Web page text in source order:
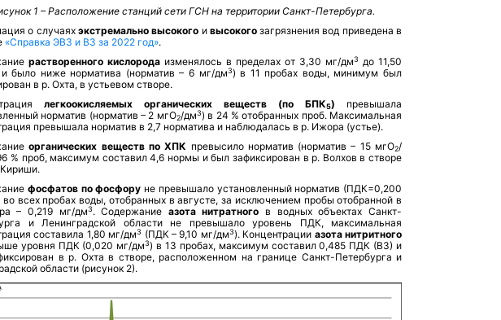
1 – Расположение станций сети ГСН на территории Санкт-Петербурга.
о случаяхэкстремально высокого и высокогозагрязнения вод приведена в
«Справка ЭВЗ и ВЗ за 2022 год».
растворенного кислорода изменялось в пределах от 3,30 мг/дм3 до 11,50
и было ниже норматива (норматив – 6 мг/дм3) в 11 пробах воды, минимум был
в р. Охта, в устьевом створе.
легкоокисляемых органических веществ (по БПК5) превышала
норматив (норматив – 2 мгО2/дм3) в 24 % отобранных проб. Максимальная
превышала норматив в 2,7 норматива и наблюдалась в р. Ижора (устье).
органических веществ по ХПК превысило норматив (норматив – 15 мгО2/
% проб, максимум составил 4,6 нормы и был зафиксирован в р. Волхов в створе
фосфатов по фосфору не превышало установленный норматив (ПДК=0,200
во всех пробах воды, отобранных в августе, за исключением пробы отобранной в
– 0,219 мг/дм3. Содержание азота нитратного в водных объектах Санкт-
и Ленинградской области не превышало уровень ПДК, максимальная
составила 1,80 мг/дм3 (ПДК – 9,10 мг/дм3). Концентрации азота нитритного
уровня ПДК (0,020 мг/дм3) в 13 пробах, максимум составил 0,485 ПДК (ВЗ) и
в р. Охта в створе, расположенном на границе Санкт-Петербурга и
области (рисунок 2).